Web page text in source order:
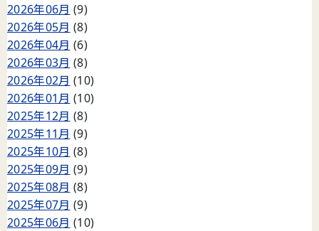
2026年06月 (9)
2026年05月 (8)
2026年04月 (6)
2026年03月 (8)
2026年02月 (10)
2026年01月 (10)
2025年12月 (8)
2025年11月 (9)
2025年10月 (8)
2025年09月 (9)
2025年08月 (8)
2025年07月 (9)
2025年06月 (10)